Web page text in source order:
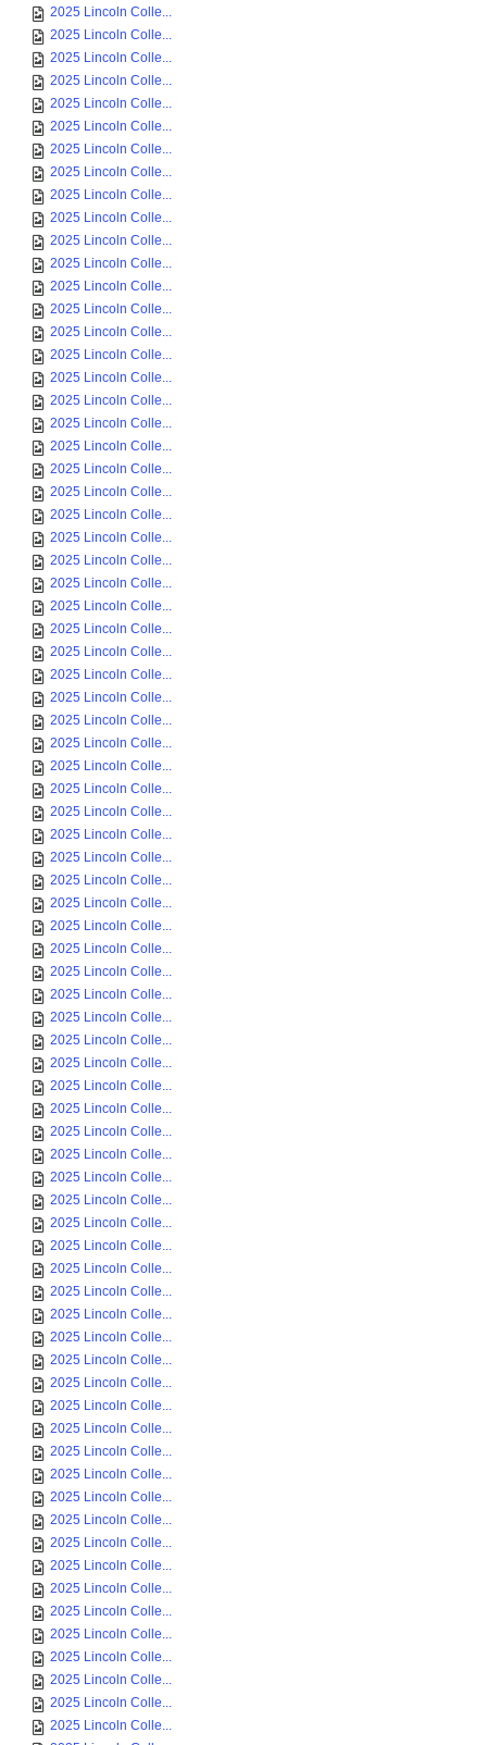
2025 Lincoln Colle...
2025 Lincoln Colle...
2025 Lincoln Colle...
2025 Lincoln Colle...
2025 Lincoln Colle...
2025 Lincoln Colle...
2025 Lincoln Colle...
2025 Lincoln Colle...
2025 Lincoln Colle...
2025 Lincoln Colle...
2025 Lincoln Colle...
2025 Lincoln Colle...
2025 Lincoln Colle...
2025 Lincoln Colle...
2025 Lincoln Colle...
2025 Lincoln Colle...
2025 Lincoln Colle...
2025 Lincoln Colle...
2025 Lincoln Colle...
2025 Lincoln Colle...
2025 Lincoln Colle...
2025 Lincoln Colle...
2025 Lincoln Colle...
2025 Lincoln Colle...
2025 Lincoln Colle...
2025 Lincoln Colle...
2025 Lincoln Colle...
2025 Lincoln Colle...
2025 Lincoln Colle...
2025 Lincoln Colle...
2025 Lincoln Colle...
2025 Lincoln Colle...
2025 Lincoln Colle...
2025 Lincoln Colle...
2025 Lincoln Colle...
2025 Lincoln Colle...
2025 Lincoln Colle...
2025 Lincoln Colle...
2025 Lincoln Colle...
2025 Lincoln Colle...
2025 Lincoln Colle...
2025 Lincoln Colle...
2025 Lincoln Colle...
2025 Lincoln Colle...
2025 Lincoln Colle...
2025 Lincoln Colle...
2025 Lincoln Colle...
2025 Lincoln Colle...
2025 Lincoln Colle...
2025 Lincoln Colle...
2025 Lincoln Colle...
2025 Lincoln Colle...
2025 Lincoln Colle...
2025 Lincoln Colle...
2025 Lincoln Colle...
2025 Lincoln Colle...
2025 Lincoln Colle...
2025 Lincoln Colle...
2025 Lincoln Colle...
2025 Lincoln Colle...
2025 Lincoln Colle...
2025 Lincoln Colle...
2025 Lincoln Colle...
2025 Lincoln Colle...
2025 Lincoln Colle...
2025 Lincoln Colle...
2025 Lincoln Colle...
2025 Lincoln Colle...
2025 Lincoln Colle...
2025 Lincoln Colle...
2025 Lincoln Colle...
2025 Lincoln Colle...
2025 Lincoln Colle...
2025 Lincoln Colle...
2025 Lincoln Colle...
2025 Lincoln Colle...